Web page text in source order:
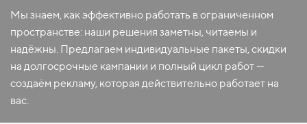
Мы знаем, как эффективно работать в ограниченном
пространстве: наши решения заметны, читаемы и
надёжны. Предлагаем индивидуальные пакеты, скидки
на долгосрочные кампании и полный цикл работ —
создаём рекламу, которая действительно работает на
вас.